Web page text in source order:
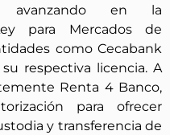
avanzando en la
para Mercados de
como Cecabank
respectiva licencia. A
Renta 4 Banco,
para ofrecer
y transferencia de